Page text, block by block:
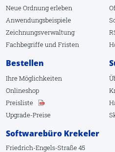
Neue Ordnung erleben
Anwendungsbeispiele
Zeichnungsverwaltung
Fachbegriffeund Fristen
Bestellen
Ihre Möglichkeiten
Onlineshop
Preisliste
Upgrade-Preise
Softwarebüro Krekeler
Friedrich-Engels-Straße 45